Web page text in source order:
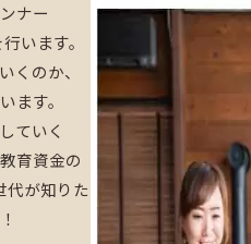
ナー
います。
くのか、
ます。
ていく
育資金の
代が知りた